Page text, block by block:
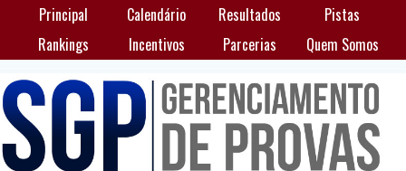
Principal Calendário Resultados
Pistas
Rankings
Incentivos Parcerias Quem Somos